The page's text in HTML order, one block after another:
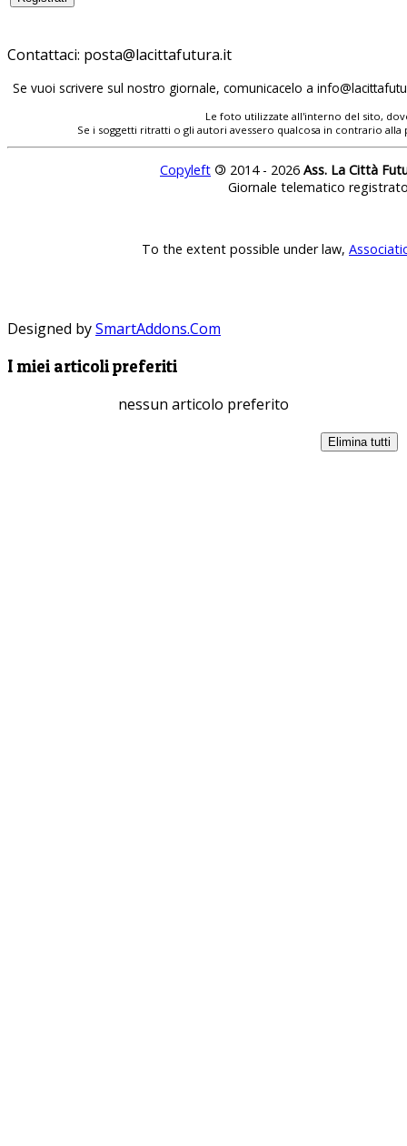
Contattaci:
Se vuoi scrivere sul nostro giornale, comunicacelo a
Le foto utilizzate all'interno del sito,
Se i soggetti ritratti o gli autori avessero qualcosa in contrario
Copyleft © 2014 - 2026 Ass. La Città
Giornale telematico
To the extent possible under law,
Designed bySmartAddons.Com
I miei articoli preferiti
nessun articolo preferito